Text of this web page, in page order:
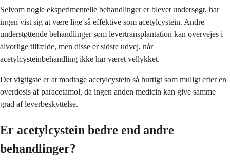
Selvom nogle eksperimentelle behandlinger er blevet undersøgt, har
ingen vist sig at være lige så effektive som acetylcystein. Andre
understøttende behandlinger som levertransplantation kan overvejes i
alvorlige tilfælde, men disse er sidste udvej, når
acetylcysteinbehandling ikke har været vellykket.
Det vigtigste er at modtage acetylcystein så hurtigt som muligt efter en
overdosis af paracetamol, da ingen anden medicin kan give samme
grad af leverbeskyttelse.
Er acetylcystein bedre end andre
behandlinger?